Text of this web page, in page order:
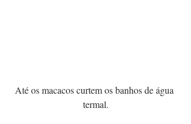
Até os macacos curtem os banhos de água
termal.